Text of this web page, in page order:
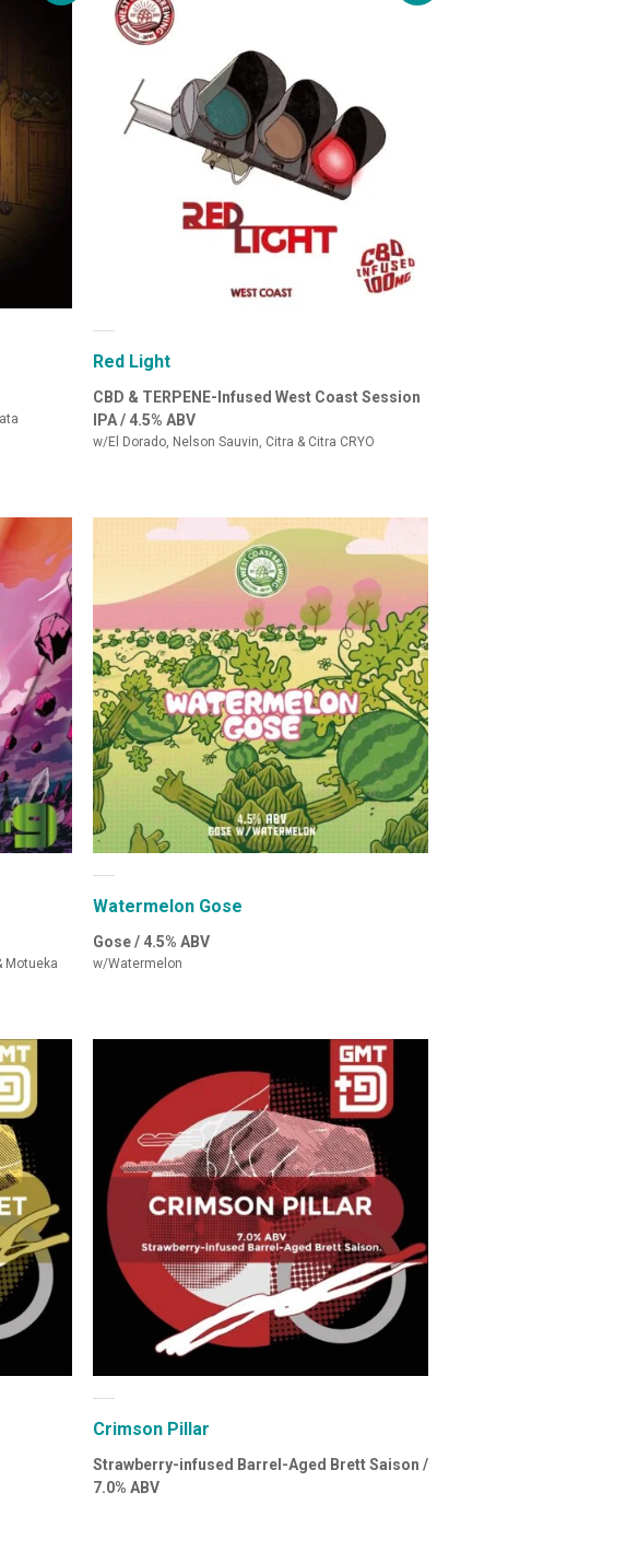
Red Light
CBD & TERPENE-Infused West Coast Session
IPA / 4.5% ABV
w/El Dorado, Nelson Sauvin, Citra & Citra CRYO
Motueka
Watermelon Gose
Gose / 4.5% ABV
w/Watermelon
Crimson Pillar
Strawberry-infused Barrel-Aged Brett Saison /
7.0% ABV